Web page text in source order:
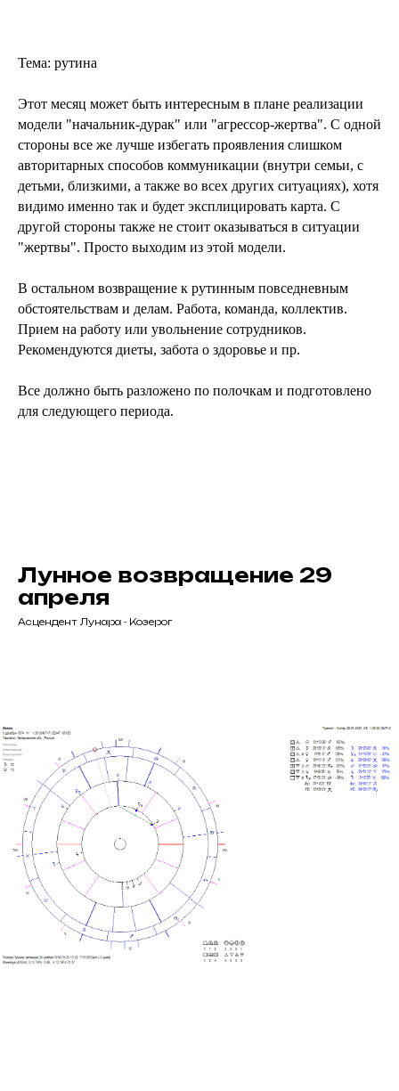
Тема: рутина
Этот месяц может быть интересным в плане реализации
модели "начальник-дурак" или "агрессор-жертва". С одной
стороны все же лучше избегать проявления слишком
авторитарных способов коммуникации (внутри семьи, с
детьми, близкими, а также во всех других ситуациях), хотя
видимо именно так и будет эксплицировать карта. С
другой стороны также не стоит оказываться в ситуации
"жертвы". Просто выходим из этой модели.
В остальном возвращение к рутинным повседневным
обстоятельствам и делам. Работа, команда, коллектив.
Прием на работу или увольнение сотрудников.
Рекомендуются диеты, забота о здоровье и пр.
Все должно быть разложено по полочкам и подготовлено
для следующего периода.
Лунное возвращение 29
апреля
Асцендент Лунара - Козерог